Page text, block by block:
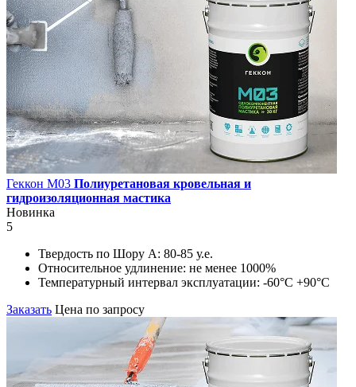
Геккон М03 Полиуретановая кровельная и
гидроизоляционная мастика
Новинка
5
Твердость по Шору А: 80-85 у.е.
Относительное удлинение: не менее 1000%
Температурный интервал эксплуатации: -60°С +90°С
Заказать Цена по запросу